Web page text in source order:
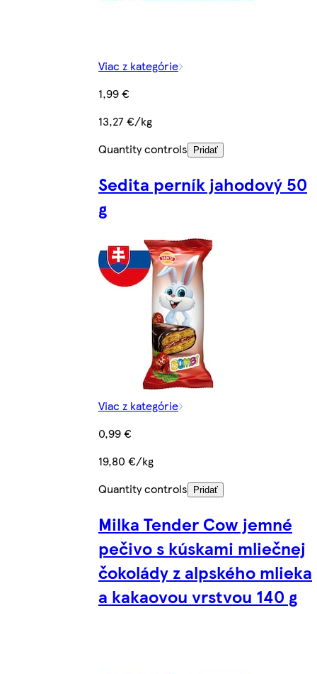
Viac z kategórie
1,99 €
13,27 €/kg
Quantity controls
Pridať
Sedita perník jahodový 50
g
Viac z kategórie
0,99 €
19,80 €/kg
Quantity controls
Pridať
Milka Tender Cow jemné
pečivo s kúskami mliečnej
čokolády z alpského mlieka
a kakaovou vrstvou 140 g